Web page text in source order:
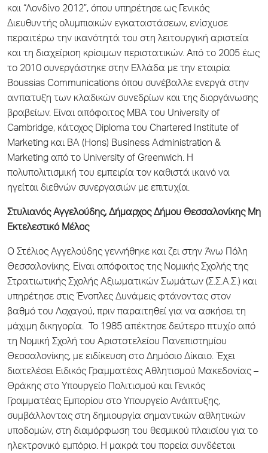
και “Λονδίνο 2012”, όπου υπηρέτησε ως Γενικός
Διευθυντής ολυμπιακών εγκαταστάσεων, ενίσχυσε
περαιτέρω την ικανότητά του στη λειτουργική αριστεία
και τη διαχείριση κρίσιμων περιστατικών. Από το 2005 έως
το 2010 συνεργάστηκε στην Ελλάδα με την εταιρία
Boussias Communications όπου συνέβαλλε ενεργά στην
ανπατυξη των κλαδικών συνεδρίων και της διοργάνωσης
βραβείων. Είναι απόφοιτος MBA του University of
Cambridge, κάτοχος Diploma του Chartered Institute of
Marketing και BA (Hons) Business Administration &
Marketing από το University of Greenwich. Η
πολυπολιτισμική του εμπειρία τον καθιστά ικανό να
ηγείται διεθνών συνεργασιών με επιτυχία.
Στυλιανός Αγγελούδης, Δήμαρχος Δήμου Θεσσαλονίκης Μη
Εκτελεστικό Μέλος
Ο Στέλιος Αγγελούδης γεννήθηκε και ζει στην Άνω Πόλη
Θεσσαλονίκης. Είναι απόφοιτος της Νομικής Σχολής της
Στρατιωτικής Σχολής Αξιωματικών Σωμάτων (Σ.Σ.Α.Σ.) και
υπηρέτησε στις Ένοπλες Δυνάμεις φτάνοντας στον
βαθμό του Λοχαγού, πριν παραιτηθεί για να ασκήσει τη
μάχιμη δικηγορία. Το 1985 απέκτησε δεύτερο πτυχίο από
τη Νομική Σχολή του Αριστοτελείου Πανεπιστημίου
Θεσσαλονίκης, με ειδίκευση στο Δημόσιο Δίκαιο. Έχει
διατελέσει Ειδικός Γραμματέας Αθλητισμού Μακεδονίας –
Θράκης στο Υπουργείο Πολιτισμού και Γενικός
Γραμματέας Εμπορίου στο Υπουργείο Ανάπτυξης,
συμβάλλοντας στη δημιουργία σημαντικών αθλητικών
υποδομών, στη διαμόρφωση του θεσμικού πλαισίου για το
ηλεκτρονικό εμπόριο. Η μακρά του πορεία συνδέεται